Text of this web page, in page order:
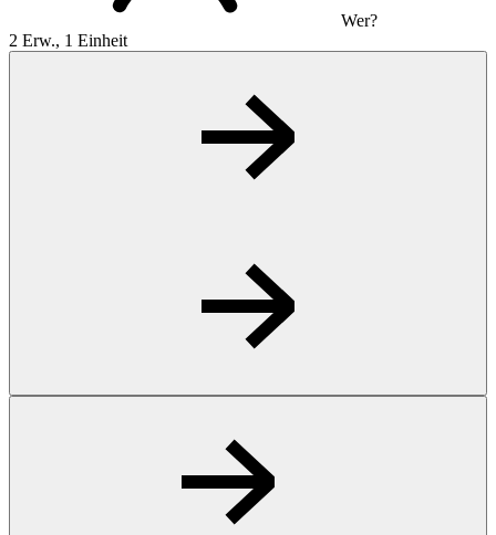
Wer?
2 Erw., 1 Einheit